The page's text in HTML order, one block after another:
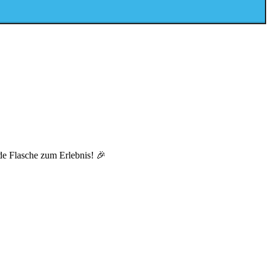
Flasche zum Erlebnis! 🎉